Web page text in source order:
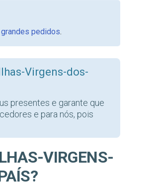
pedidos.
Virgens-dos-
presentes e garante que
e para nós, pois
VIRGENS-